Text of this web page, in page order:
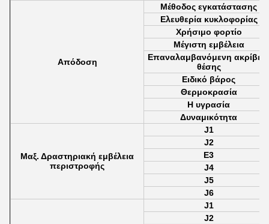
Απόδοση
Μέθοδος εγκατάστασης
Ελευθερία κυκλοφορίας
Χρήσιμο φορτίο
Μέγιστη εμβέλεια
Επαναλαμβανόμενη ακρίβεια
θέσης
Ειδικό βάρος
Θερμοκρασία
Η υγρασία
Δυναμικότητα
Μαξ. Δραστηριακή εμβέλεια
περιστροφής
J1
J2
Ε3
J4
J5
J6
J1
J2